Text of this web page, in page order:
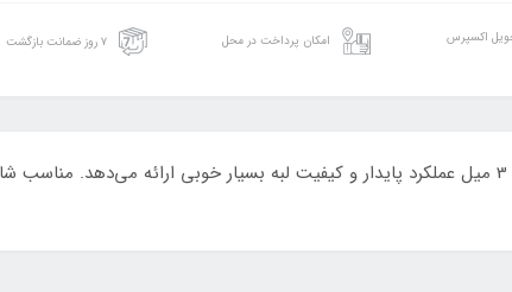
اکسپرس امکان پرداخت در محل ۷ روز ضمانت بازگشت
برای قطعات صنعتی متوسط تا نیمه‌سنگین بهترین گزینه است. لیزر برش 3 میل عملکرد پایدار و کیفیت لبه بسیار